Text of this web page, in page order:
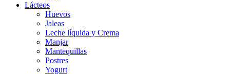
Lácteos
Huevos
Jaleas
Leche líquida y Crema
Manjar
Mantequillas
Postres
Yogurt